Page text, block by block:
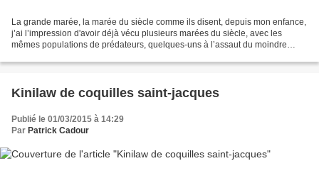
La grande marée, la marée du siècle comme ils disent, depuis mon enfance,
j’ai l’impression d'avoir déjà vécu plusieurs marées du siècle, avec les
mêmes populations de prédateurs, quelques-uns à l’assaut du moindre
Kinilaw de coquilles saint-jacques
Publié le 01/03/2015 à 14:29
Par Patrick Cadour